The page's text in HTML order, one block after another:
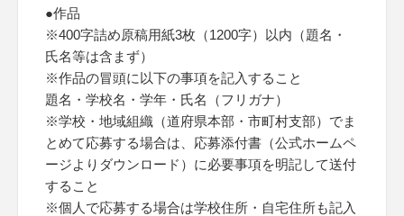
●作品
※400字詰め原稿用紙3枚（1200字）以内（題名・
氏名等は含まず）
※作品の冒頭に以下の事項を記入すること
題名・学校名・学年・氏名（フリガナ）
※学校・地域組織（道府県本部・市町村支部）でま
とめて応募する場合は、応募添付書（公式ホームペ
ージよりダウンロード）に必要事項を明記して送付
すること
※個人で応募する場合は学校住所・自宅住所も記入